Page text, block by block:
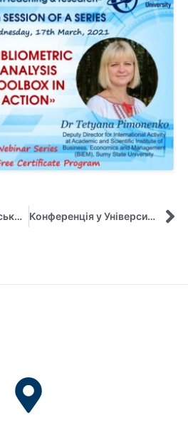
Курс від Каліфорнійського університету – пройдено! Конференція у Університеті Вебстер (США)